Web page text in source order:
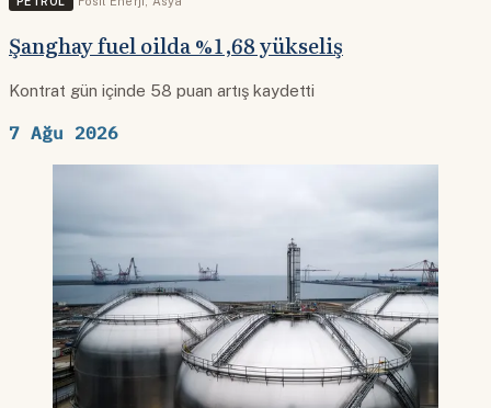
Şanghay fuel oilda %1,68 yükseliş
Kontrat gün içinde 58 puan artış kaydetti
7 Ağu 2026